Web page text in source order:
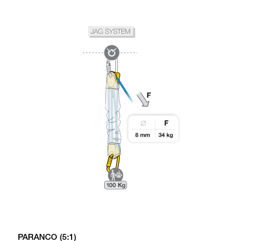
PARANCO (5:1)